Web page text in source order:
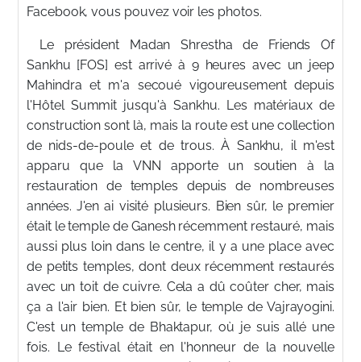
Facebook, vous pouvez voir les photos.
Le président Madan Shrestha de Friends Of
Sankhu [FOS] est arrivé à 9 heures avec un jeep
Mahindra et m'a secoué vigoureusement depuis
l'Hôtel Summit jusqu'à Sankhu. Les matériaux de
construction sont là, mais la route est une collection
de nids-de-poule et de trous. À Sankhu, il m'est
apparu que la VNN apporte un soutien à la
restauration de temples depuis de nombreuses
années. J'en ai visité plusieurs. Bien sûr, le premier
était le temple de Ganesh récemment restauré, mais
aussi plus loin dans le centre, il y a une place avec
de petits temples, dont deux récemment restaurés
avec un toit de cuivre. Cela a dû coûter cher, mais
ça a l'air bien. Et bien sûr, le temple de Vajrayogini.
C'est un temple de Bhaktapur, où je suis allé une
fois. Le festival était en l'honneur de la nouvelle